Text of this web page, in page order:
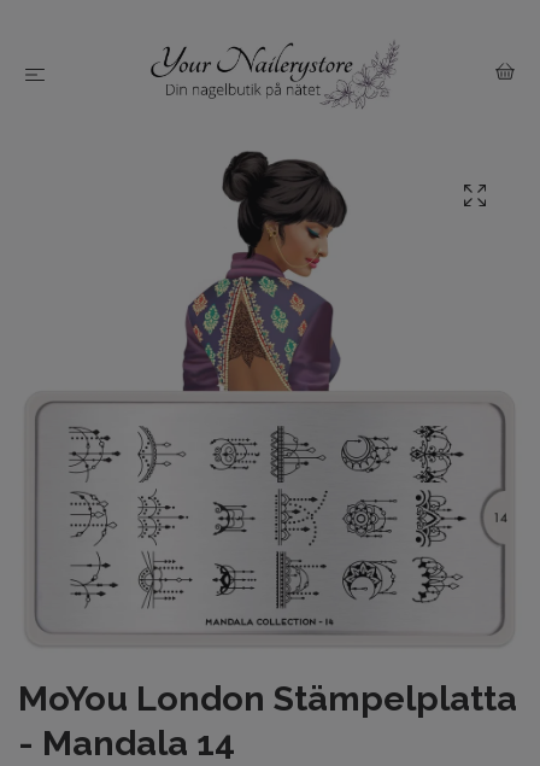
MoYou London Stämpelplatta
- Mandala 14